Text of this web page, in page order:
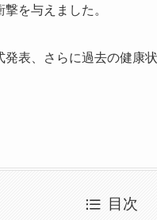
を与えました。
表、さらに過去の健康
目次